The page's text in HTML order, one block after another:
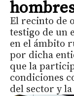
El recinto de
testigo de un
en el ámbito
por dicha
que la
condiciones
del sector y